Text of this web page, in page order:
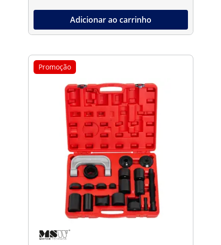
Adicionar ao carrinho
Promoção